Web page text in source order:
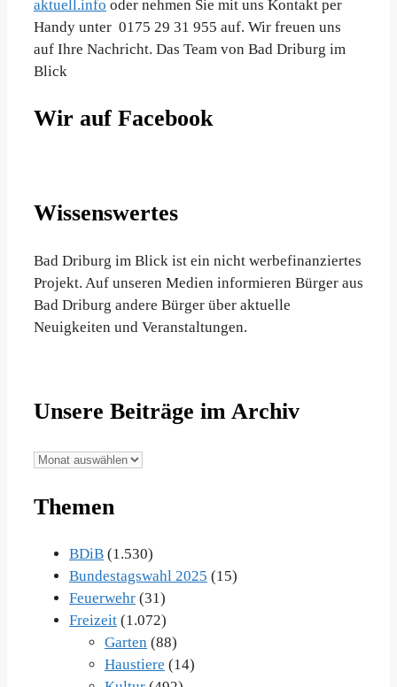
aktuell.info oder nehmen Sie mit uns Kontakt per
Handy unter 0175 29 31 955 auf. Wir freuen uns
auf Ihre Nachricht. Das Team von Bad Driburg im
Blick
Wir auf Facebook
Wissenswertes
Bad Driburg im Blick ist ein nicht werbefinanziertes
Projekt. Auf unseren Medien informieren Bürger aus
Bad Driburg andere Bürger über aktuelle
Neuigkeiten und Veranstaltungen.
Unsere Beiträge im Archiv
Unsere
im
Themen
BDiB (1.530)
Bundestagswahl 2025 (15)
Feuerwehr (31)
Freizeit (1.072)
Garten (88)
Haustiere (14)